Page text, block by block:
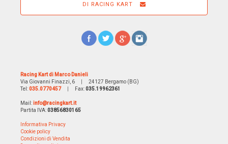
DI RACING KART
Racing Kart di Marco Danieli
Via Giovanni Finazzi, 6
24127 Bergamo (BG)
Tel:035.0770457 Fax:035.19962361
Mail:info@racingkart.it
Partita IVA:03856830165
Informativa Privacy
Cookie policy
Condizioni di Vendita